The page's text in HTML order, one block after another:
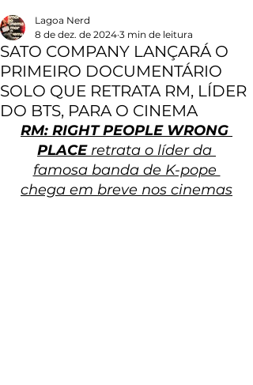
SATO COMPANY LANÇARÁ O
PRIMEIRO DOCUMENTÁRIO
SOLO QUE RETRATA RM, LÍDER
DO BTS, PARA O CINEMA
Lagoa Nerd
8 de dez. de 2024 3 min de leitura
RM: RIGHT PEOPLE WRONG
PLACE retrata o líder da
famosa banda de K-pope
chega em breve nos cinemas